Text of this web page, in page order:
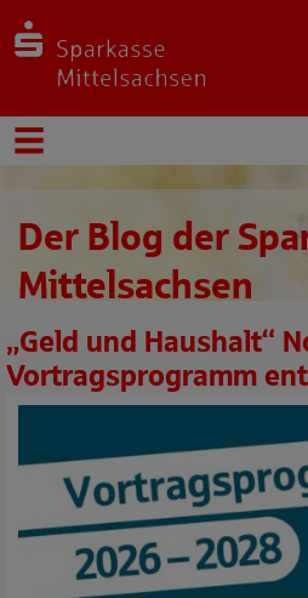
Der Blog der
Mittelsachsen
„Geld und Haushalt“
Vortragsprogramm